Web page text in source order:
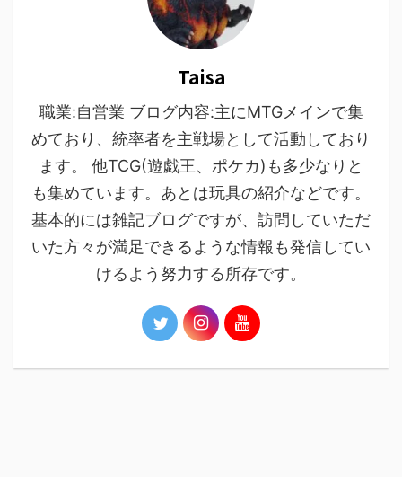
Taisa
職業:自営業 ブログ内容:主にMTGメインで集
めており、統率者を主戦場として活動しており
ます。 他TCG(遊戯王、ポケカ)も多少なりと
も集めています。あとは玩具の紹介などです。
基本的には雑記ブログですが、訪問していただ
いた方々が満足できるような情報も発信してい
けるよう努力する所存です。